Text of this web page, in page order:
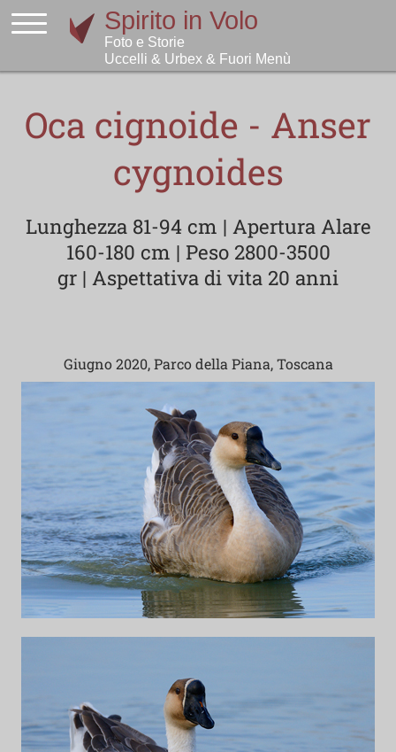
Oca cignoide - Anser
cygnoides
Lunghezza 81-94 cm | Apertura Alare
160-180 cm | Peso 2800-3500
gr | Aspettativa di vita 20 anni
Giugno 2020, Parco della Piana, Toscana